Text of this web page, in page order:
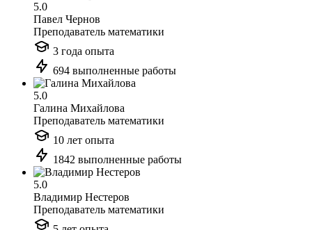
5.0
Павел Чернов
Преподаватель математики
3 года опыта
694 выполненные работы
5.0
Галина Михайлова
Преподаватель математики
10 лет опыта
1842 выполненные работы
5.0
Владимир Нестеров
Преподаватель математики